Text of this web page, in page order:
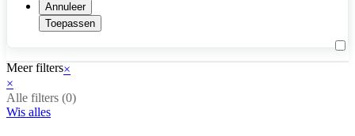
Annuleer
Toepassen
Meer filters×
×
Alle filters (0)
Wis alles